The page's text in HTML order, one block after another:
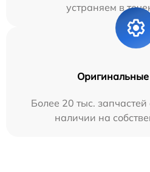
устраняем в
Оригинальные
Более 20 тыс.
наличии на